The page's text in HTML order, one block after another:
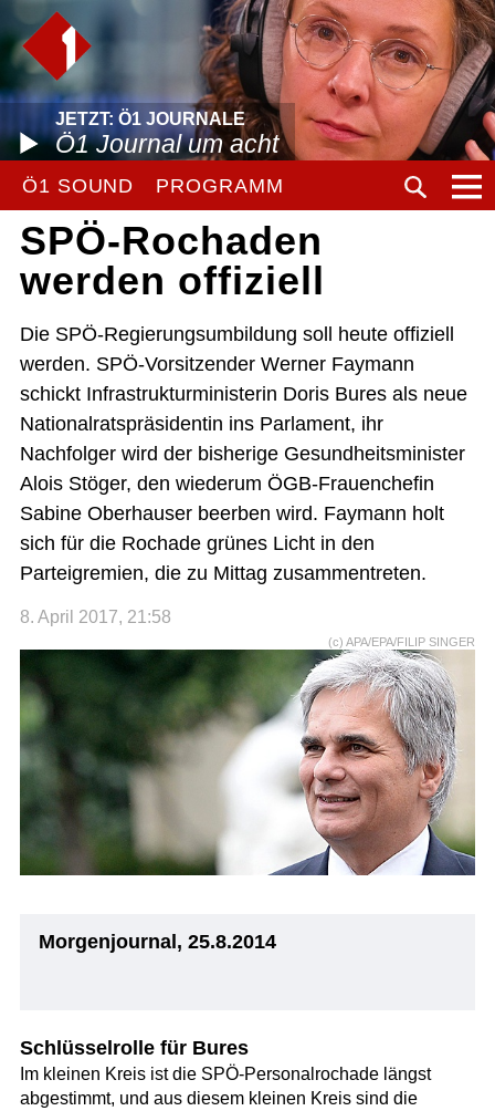
JETZT: Ö1 JOURNALE
Ö1 Journal um acht
Ö1 SOUND PROGRAMM
SPÖ-Rochaden
werden offiziell
Die SPÖ-Regierungsumbildung soll heute offiziell
werden. SPÖ-Vorsitzender Werner Faymann
schickt Infrastrukturministerin Doris Bures als neue
Nationalratspräsidentin ins Parlament, ihr
Nachfolger wird der bisherige Gesundheitsminister
Alois Stöger, den wiederum ÖGB-Frauenchefin
Sabine Oberhauser beerben wird. Faymann holt
sich für die Rochade grünes Licht in den
Parteigremien, die zu Mittag zusammentreten.
8. April 2017, 21:58
(c) APA/EPA/FILIP SINGER
Morgenjournal, 25.8.2014
Schlüsselrolle für Bures
Im kleinen Kreis ist die SPÖ-Personalrochade längst
abgestimmt, und aus diesem kleinen Kreis sind die